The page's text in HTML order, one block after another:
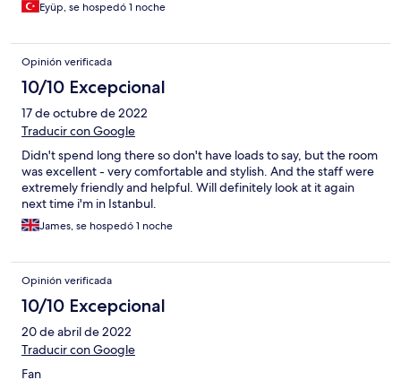
Eyüp, se hospedó 1 noche
Opinión verificada
10/10 Excepcional
17 de octubre de 2022
Traducir con Google
Didn't spend long there so don't have loads to say, but the room
was excellent - very comfortable and stylish. And the staff were
extremely friendly and helpful. Will definitely look at it again
next time i'm in Istanbul.
James, se hospedó 1 noche
Opinión verificada
10/10 Excepcional
20 de abril de 2022
Traducir con Google
Fan